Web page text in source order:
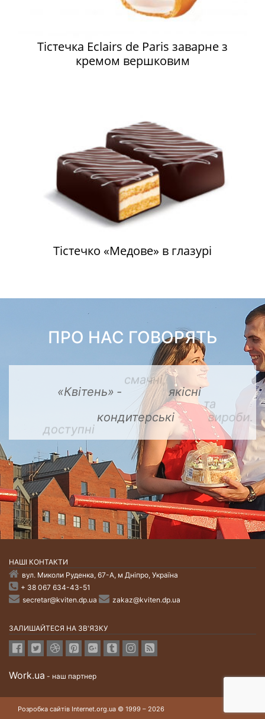
Тістечка Eclairs de Paris заварне з
кремом вершковим
Тістечко «Медове» в глазурі
ПРО НАС ГОВОРЯТЬ
НАШI КОНТАКТИ
вул. Миколи Руденка, 67-А, м Дніпро, Україна
+ 38 067 634-43-51
secretar@kviten.dp.ua
zakaz@kviten.dp.ua
ЗАЛИШАЙТЕСЯ НА ЗВ'ЯЗКУ
Work.ua - наш партнер
Розробка сайтів Internet.org.ua © 1999 – 2026